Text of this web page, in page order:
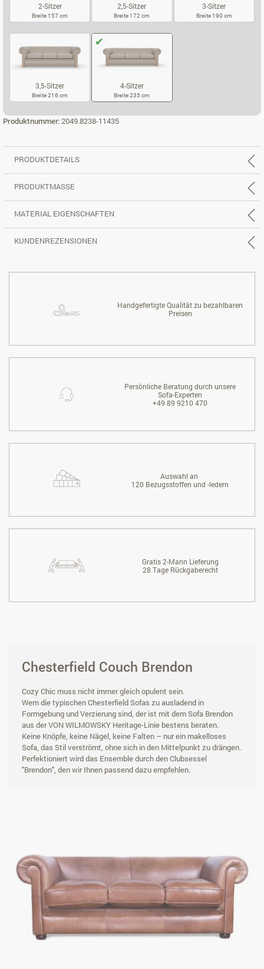
2-Sitzer
Breite 157 cm
2,5-Sitzer
Breite 172 cm
3-Sitzer
Breite 190 cm
3,5-Sitzer
Breite 216 cm
4-Sitzer
Breite 235 cm
Produktnummer:2049.8238-11435
PRODUKTDETAILS
PRODUKTMASSE
MATERIAL EIGENSCHAFTEN
KUNDENREZENSIONEN
Handgefertigte Qualität zu bezahlbaren
Preisen
Persönliche Beratung durch unsere
Sofa-Experten
+49 89 9210 470
Auswahl an
120 Bezugsstoffen und -ledern
Gratis 2-Mann Lieferung
28 Tage Rückgaberecht
Chesterfield Couch Brendon
Cozy Chic muss nicht immer gleich opulent sein.
Wem die typischen Chesterfield Sofas zu ausladend in
Formgebung und Verzierung sind, der ist mit dem Sofa Brendon
aus der VON WILMOWSKY Heritage-Linie bestens beraten.
Keine Knöpfe, keine Nägel, keine Falten – nur ein makelloses
Sofa, das Stil verströmt, ohne sich in den Mittelpunkt zu drängen.
Perfektioniert wird das Ensemble durch den Clubsessel
"Brendon", den wir Ihnen passend dazu empfehlen.